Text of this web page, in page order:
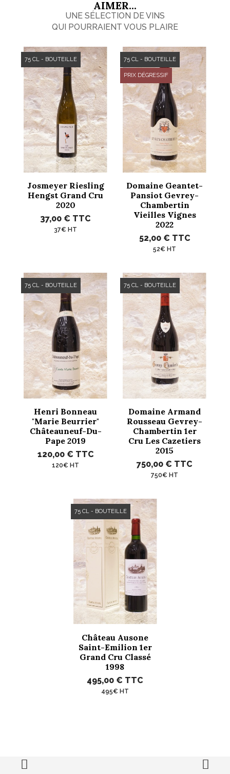
AIMER...
UNE SÉLECTION DE VINS
QUI POURRAIENT VOUS PLAIRE
Josmeyer Riesling
Hengst Grand Cru
2020
37,00 € TTC
37€ HT
75 CL - BOUTEILLE
Domaine Geantet-
Pansiot Gevrey-
Chambertin
Vieilles Vignes
2022
52,00 € TTC
52€ HT
75 CL - BOUTEILLE
PRIX DÉGRESSIF
Henri Bonneau
"Marie Beurrier"
Châteauneuf-Du-
Pape 2019
120,00 € TTC
120€ HT
75 CL - BOUTEILLE
Domaine Armand
Rousseau Gevrey-
Chambertin 1er
Cru Les Cazetiers
2015
750,00 € TTC
750€ HT
75 CL - BOUTEILLE
Château Ausone
Saint-Emilion 1er
Grand Cru Classé
1998
495,00 € TTC
495€ HT
75 CL - BOUTEILLE